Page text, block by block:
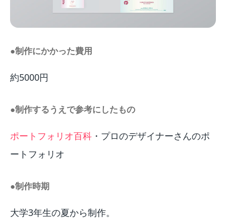
●制作にかかった費用
約5000円
●制作するうえで参考にしたもの
ポートフォリオ百科 ・プロのデザイナーさんのポ
ートフォリオ
●制作時期
大学3年生の夏から制作。